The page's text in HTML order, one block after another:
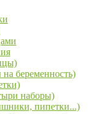
беременность)
наборы)
пипетки...)